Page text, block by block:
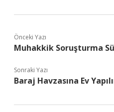
Önceki Yazı
Muhakkik Soruşturma
Sonraki Yazı
Baraj Havzasına Ev